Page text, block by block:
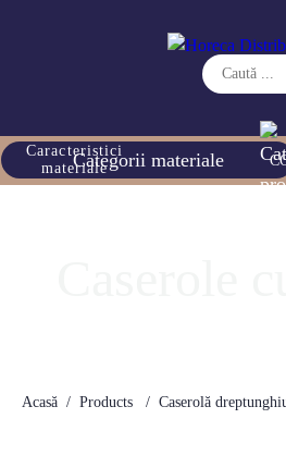
Categorii materiale
Caracteristici
materiale
Acasă Products Caserolă